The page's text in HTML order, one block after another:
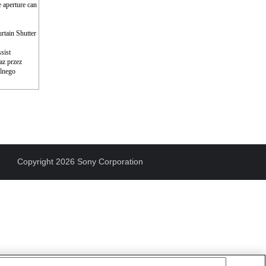
can
Shutter
przez
Copyright 2026 Sony Corporation